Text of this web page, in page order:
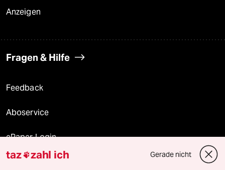
Anzeigen
Fragen & Hilfe
Feedback
Aboservice
ePaper Login
Downloads für Abonnierende
taz zahl ich Gerade nicht